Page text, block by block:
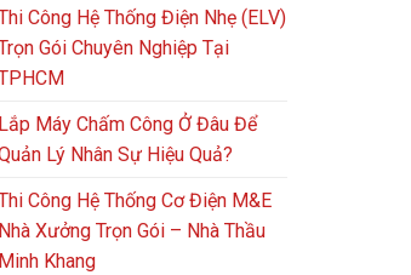
Công Hệ Thống Điện Nhẹ (ELV)
Gói Chuyên Nghiệp Tại
Lắp Máy Chấm Công Ở Đâu Để
Lý Nhân Sự Hiệu Quả?
Công Hệ Thống Cơ Điện M&E
Nhà Xưởng Trọn Gói – Nhà Thầu
Minh Khang